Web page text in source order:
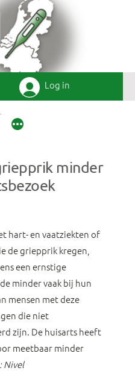
Log in
minder
hart- en vaatziekten of
de griepprik kregen,
een ernstige
minder vaak bij hun
mensen met deze
die niet
zijn. De huisarts heeft
meetbaar minder
Nivel